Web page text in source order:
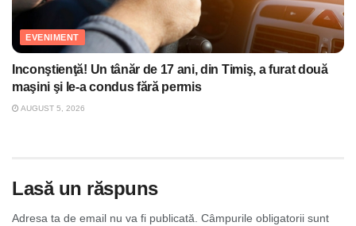
EVENIMENT
Inconştienţă! Un tânăr de 17 ani, din Timiş, a furat două
maşini şi le-a condus fără permis
AUGUST 5, 2026
Lasă un răspuns
Adresa ta de email nu va fi publicată. Câmpurile obligatorii sunt